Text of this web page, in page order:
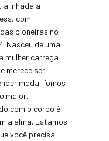
alinhada a
com
pioneiras no
Nasceu de uma
mulher carrega
merece ser
moda, fomos
maior.
com o corpo é
a alma. Estamos
você precisa